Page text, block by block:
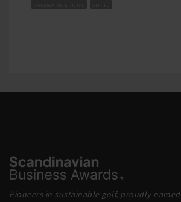
Pioneers in sustainable golf, proudly named